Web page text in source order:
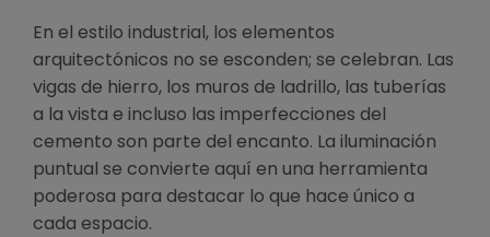
En el estilo industrial, los elementos
arquitectónicos no se esconden; se celebran. Las
vigas de hierro, los muros de ladrillo, las tuberías
a la vista e incluso las imperfecciones del
cemento son parte del encanto. La iluminación
puntual se convierte aquí en una herramienta
poderosa para destacar lo que hace único a
cada espacio.